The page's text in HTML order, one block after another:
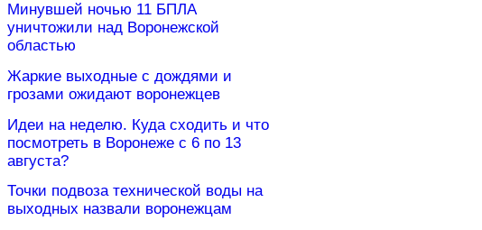
Минувшей ночью 11 БПЛА
уничтожили над Воронежской
областью
Жаркие выходные с дождями и
грозами ожидают воронежцев
Идеи на неделю. Куда сходить и что
посмотреть в Воронеже с 6 по 13
августа?
Точки подвоза технической воды на
выходных назвали воронежцам